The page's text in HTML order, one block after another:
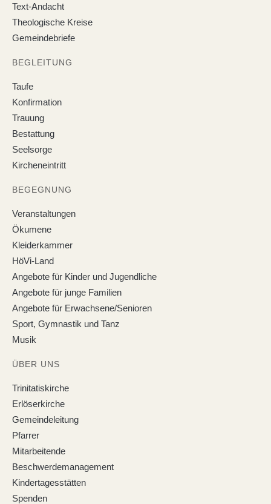
Text-Andacht
Theologische Kreise
Gemeindebriefe
BEGLEITUNG
Taufe
Konfirmation
Trauung
Bestattung
Seelsorge
Kircheneintritt
BEGEGNUNG
Veranstaltungen
Ökumene
Kleiderkammer
HöVi-Land
Angebote für Kinder und Jugendliche
Angebote für junge Familien
Angebote für Erwachsene/Senioren
Sport, Gymnastik und Tanz
Musik
ÜBER UNS
Trinitatiskirche
Erlöserkirche
Gemeindeleitung
Pfarrer
Mitarbeitende
Beschwerdemanagement
Kindertagesstätten
Spenden